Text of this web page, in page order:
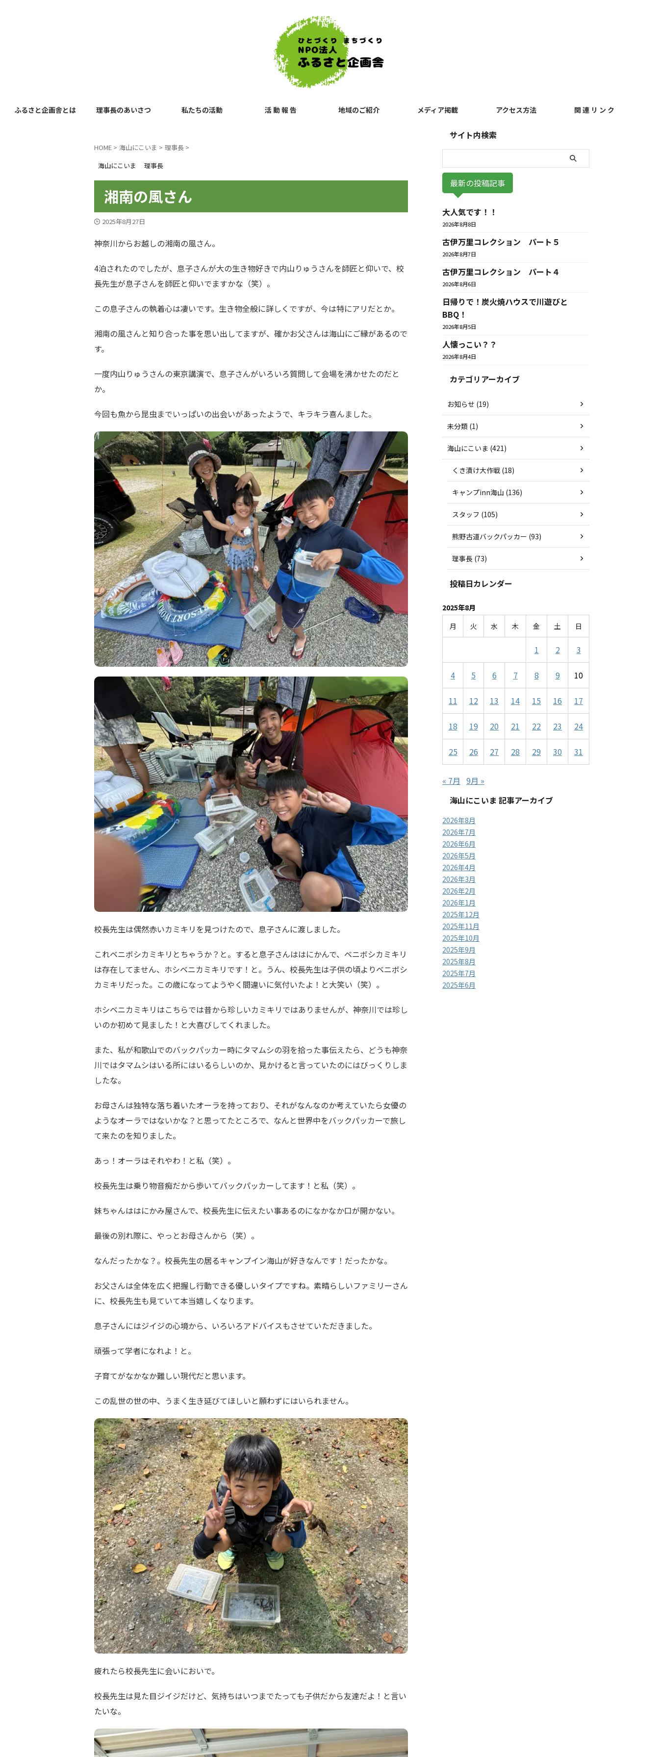
ふるさと企画舎とは 理事長のあいさつ 私たちの活動 活 動 報 告 地域のご紹介 メディア掲載 アクセス方法 関 連 リ ン ク
HOME > 海山にこいま > 理事長 >
海山にこいま
理事長
湘南の風さん
2025年8月27日
神奈川からお越しの湘南の風さん。
4泊されたのでしたが、息子さんが大の生き物好きで内山りゅうさんを師匠と仰いで、校
長先生が息子さんを師匠と仰いでますかな（笑）。
この息子さんの執着心は凄いです。生き物全般に詳しくですが、今は特にアリだとか。
湘南の風さんと知り合った事を思い出してますが、確かお父さんは海山にご縁があるので
す。
一度内山りゅうさんの東京講演で、息子さんがいろいろ質問して会場を沸かせたのだと
か。
今回も魚から昆虫までいっぱいの出会いがあったようで、キラキラ喜んました。
校長先生は偶然赤いカミキリを見つけたので、息子さんに渡しました。
これベニボシカミキリとちゃうか？と。すると息子さんははにかんで、ベニボシカミキリ
は存在してません、ホシベニカミキリです！と。うん、校長先生は子供の頃よりベニボシ
カミキリだった。この歳になってようやく間違いに気付いたよ！と大笑い（笑）。
ホシベニカミキリはこちらでは昔から珍しいカミキリではありませんが、神奈川では珍し
いのか初めて見ました！と大喜びしてくれました。
また、私が和歌山でのバックパッカー時にタマムシの羽を拾った事伝えたら、どうも神奈
川ではタマムシはいる所にはいるらしいのか、見かけると言っていたのにはびっくりしま
したな。
お母さんは独特な落ち着いたオーラを持っており、それがなんなのか考えていたら女優の
ようなオーラではないかな？と思ってたところで、なんと世界中をバックパッカーで旅し
て来たのを知りました。
あっ！オーラはそれやわ！と私（笑）。
校長先生は乗り物音痴だから歩いてバックパッカーしてます！と私（笑）。
妹ちゃんははにかみ屋さんで、校長先生に伝えたい事あるのになかなか口が開かない。
最後の別れ際に、やっとお母さんから（笑）。
なんだったかな？。校長先生の居るキャンプイン海山が好きなんです！だったかな。
お父さんは全体を広く把握し行動できる優しいタイプですね。素晴らしいファミリーさん
に、校長先生も見ていて本当嬉しくなります。
息子さんにはジイジの心境から、いろいろアドバイスもさせていただきました。
頑張って学者になれよ！と。
子育てがなかなか難しい現代だと思います。
この乱世の世の中、うまく生き延びてほしいと願わずにはいられません。
疲れたら校長先生に会いにおいで。
校長先生は見た目ジイジだけど、気持ちはいつまでたっても子供だから友達だよ！と言い
たいな。
サイト内検索
最新の投稿記事
大人気です！！
2026年8月8日
古伊万里コレクション パート５
2026年8月7日
古伊万里コレクション パート４
2026年8月6日
日帰りで！炭火焼ハウスで川遊びと
BBQ！
2026年8月5日
人懐っこい？？
2026年8月4日
カテゴリアーカイブ
お知らせ (19)
未分類 (1)
海山にこいま (421)
くき漬け大作戦 (18)
キャンプinn海山 (136)
スタッフ (105)
熊野古道バックパッカー (93)
理事長 (73)
投稿日カレンダー
2025年8月
月
火 水 木 金 土 日
1 2 3
4 5 6 7 8 9 10
11 12 13 14 15 16 17
18 19 20 21 22 23 24
25 26 27 28 29 30 31
« 7月 9月 »
海山にこいま 記事アーカイブ
2026年8月
2026年7月
2026年6月
2026年5月
2026年4月
2026年3月
2026年2月
2026年1月
2025年12月
2025年11月
2025年10月
2025年9月
2025年8月
2025年7月
2025年6月